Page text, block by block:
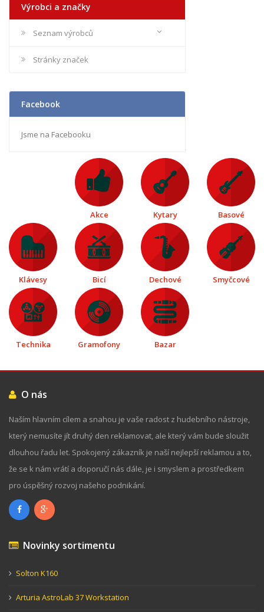
Výrobci a značky
Seznam výrobců
Stránky značek
Facebook
Jsme na Facebooku
Akce Kytary Basové
Klávesy Bicí Dechové Smyčcové
Technika Gramofony Bazar
O nás
Naším hlavním cílem a snahou je vaše radost z hudebního nástroje,
který nemusíte jít druhý den reklamovat, ale který vám bude sloužit
dlouhou řadu let. Spokojený zákazník je naší nejlepší reklamou a to,
že se k nám vrátí a doporučí nás dále, je i smyslem a prostředkem
pro úspěšný rozvoj našeho podnikání.
Novinky sortimentu
Solton K160
Arturia AstroLab 37 Workstation